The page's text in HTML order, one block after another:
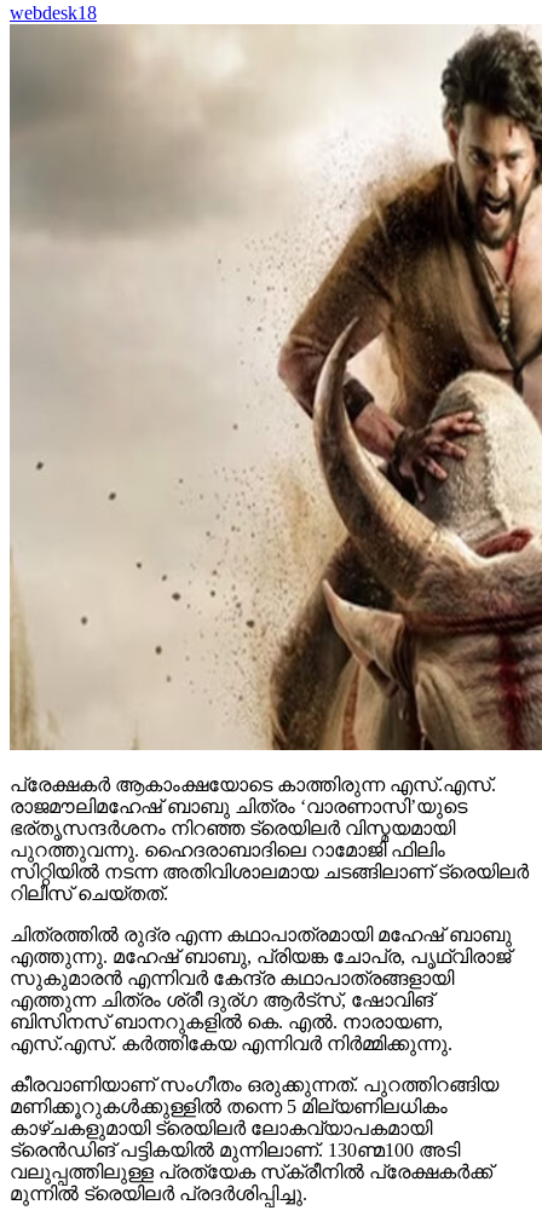
webdesk18
പ്രേക്ഷകര്‍ ആകാംക്ഷയോടെ കാത്തിരുന്ന എസ്.എസ്.
രാജമൗലിമഹേഷ് ബാബു ചിത്രം ‘വാരണാസി’യുടെ
ഭര്തൃസന്ദര്‍ശനം നിറഞ്ഞ ട്രെയിലര്‍ വിസ്മയമായി
പുറത്തുവന്നു. ഹൈദരാബാദിലെ റാമോജി ഫിലിം
സിറ്റിയില്‍ നടന്ന അതിവിശാലമായ ചടങ്ങിലാണ് ട്രെയിലര്‍
റിലീസ് ചെയ്തത്.
ചിത്രത്തില്‍ രുദ്ര എന്ന കഥാപാത്രമായി മഹേഷ് ബാബു
എത്തുന്നു. മഹേഷ് ബാബു, പ്രിയങ്ക ചോപ്ര, പൃഥ്വിരാജ്
സുകുമാരന്‍ എന്നിവര്‍ കേന്ദ്ര കഥാപാത്രങ്ങളായി
എത്തുന്ന ചിത്രം ശ്രീ ദുര്ഗ ആര്‍ട്‌സ്, ഷോവിങ്
ബിസിനസ് ബാനറുകളില്‍ കെ. എല്‍. നാരായണ,
എസ്.എസ്. കര്‍ത്തികേയ എന്നിവര്‍ നിര്‍മ്മിക്കുന്നു.
കീരവാണിയാണ് സംഗീതം ഒരുക്കുന്നത്. പുറത്തിറങ്ങിയ
മണിക്കൂറുകള്‍ക്കുള്ളില്‍ തന്നെ 5 മില്യണിലധികം
കാഴ്ചകളുമായി ട്രെയിലര്‍ ലോകവ്യാപകമായി
ട്രെന്‍ഡിങ് പട്ടികയില്‍ മുന്നിലാണ്. 130ണ്മ100 അടി
വലുപ്പത്തിലുള്ള പ്രത്യേക സ്‌ക്രീനില്‍ പ്രേക്ഷകര്‍ക്ക്
മുന്നില്‍ ട്രെയിലര്‍ പ്രദര്‍ശിപ്പിച്ചു.